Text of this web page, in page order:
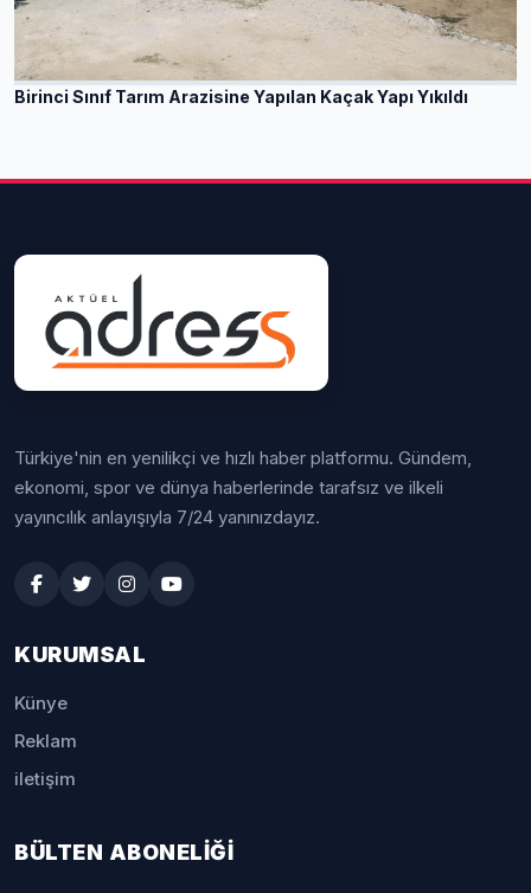
Birinci Sınıf Tarım Arazisine Yapılan Kaçak Yapı Yıkıldı
Türkiye'nin en yenilikçi ve hızlı haber platformu. Gündem,
ekonomi, spor ve dünya haberlerinde tarafsız ve ilkeli
yayıncılık anlayışıyla 7/24 yanınızdayız.
KURUMSAL
Künye
Reklam
iletişim
BÜLTEN ABONELİĞİ